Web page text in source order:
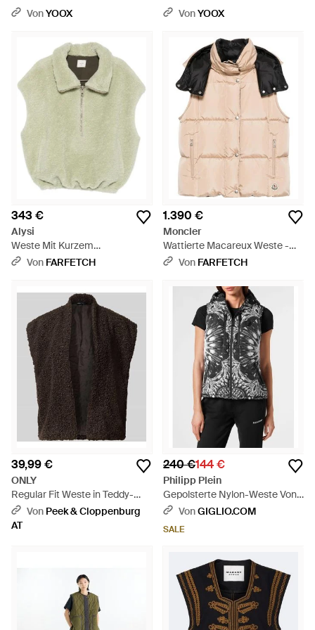
VonYOOX
VonYOOX
343 €
Alysi
Weste Mit Kurzem
Reißverschluss - Grün
Von FARFETCH
1.390 €
Moncler
Wattierte Macareux Weste -
Natur
Von FARFETCH
39,99 €
ONLY
Regular Fit Weste in Teddy-
Optik Modell 'NAYA' - Schwarz
Von Peek & Cloppenburg
AT
240 €144 €
Philipp Plein
Gepolsterte Nylon-Weste Von
Mit Kapuze Und Grafik-Print -
VonGIGLIO.COM
SALE